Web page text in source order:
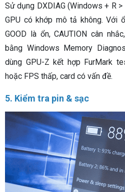
Sử dụng DXDIAG (Windows + R
GPU có khớp mô tả không. Với
GOOD là ổn, CAUTION cân
bằng Windows Memory
dùng GPU-Z kết hợp FurMark
hoặc FPS thấp, card có vấn đề.
5. Kiểm tra pin & sạc